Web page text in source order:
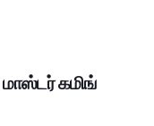
மாஸ்டர் கமிங்